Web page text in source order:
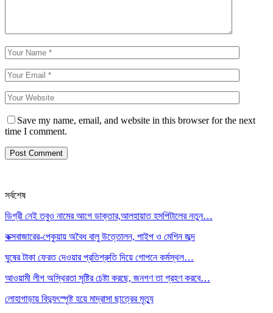
Save my name, email, and website in this browser for the next
time I comment.
সর্বশেষ
ডিগ্রী নেই তবুও নামের আগে ডাক্তার,আলহায়াত হসপিটালের নতুন…
কক্সবাজারের-পেকুয়ায় অবৈধ বালু উত্তোলন, পাইপ ও মেশিন জব্দ
ঘুষের টাকা ফেরত দেওয়ার প্রতিশ্রুতি দিয়ে গোপনে কর্মস্থল…
আওয়ামী লীগ অস্থিরতা সৃষ্টির চেষ্টা করছে, জনগণ তা গ্রহণ করবে…
লোহাগাড়ায় বিদ্যুৎস্পৃষ্ট হয়ে মাদ্রাসা ছাত্রের মৃত্যু